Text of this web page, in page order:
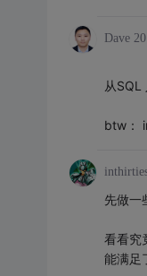
Dave
从SQL
btw：
先做一
看看究
能满足